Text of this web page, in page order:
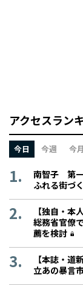
アクセスラン
今日 今週 今月
南智子 第
ふれる街づ
【独自・本
総務省官僚
薦を検討
【本誌・
立あの暴言